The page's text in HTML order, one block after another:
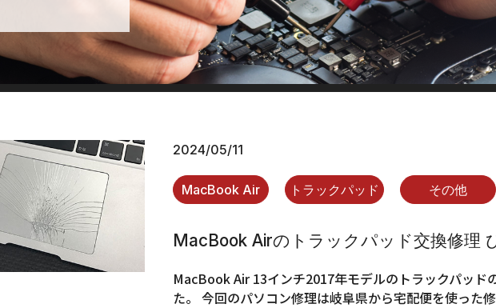
2024/05/11
MacBook Air トラックパッド その他
MacBook Airのトラックパッド交換修理
MacBook Air 13インチ2017年モデルのトラックパッド
た。 今回のパソコン修理は岐阜県から宅配便を使った